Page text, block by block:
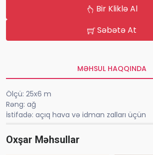
Bir Kliklə Al
Səbətə At
MƏHSUL HAQQINDA
Ölçü: 25x6 m
Rəng: ağ
İstifadə: açıq hava və idman zalları üçün
Oxşar Məhsullar